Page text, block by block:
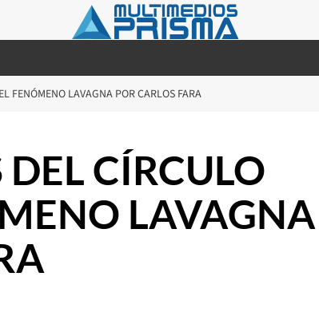
FENÓMENO LAVAGNA POR CARLOS FARA
CÍRCULO
LAVAGNA